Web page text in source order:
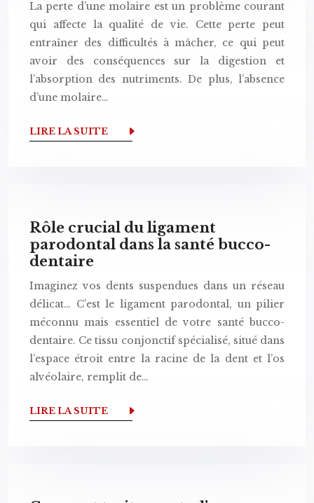
La perte d’une molaire est un problème courant
qui affecte la qualité de vie. Cette perte peut
entraîner des difficultés à mâcher, ce qui peut
avoir des conséquences sur la digestion et
l’absorption des nutriments. De plus, l’absence
d’une molaire…
LIRE LA SUITE
Rôle crucial du ligament
parodontal dans la santé bucco-
dentaire
Imaginez vos dents suspendues dans un réseau
délicat… C’est le ligament parodontal, un pilier
méconnu mais essentiel de votre santé bucco-
dentaire. Ce tissu conjonctif spécialisé, situé dans
l’espace étroit entre la racine de la dent et l’os
alvéolaire, remplit de…
LIRE LA SUITE